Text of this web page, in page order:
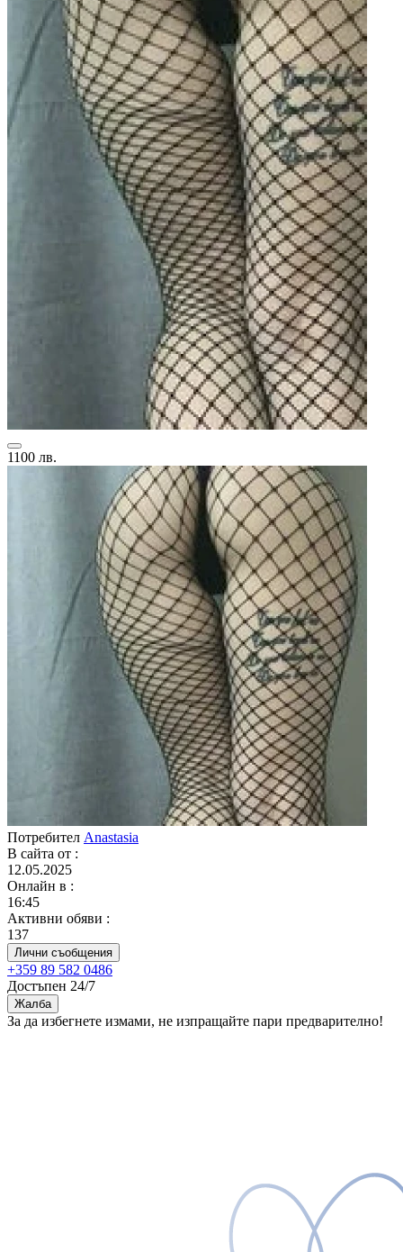
1100 лв.
Потребител Anastasia
В сайта от :
12.05.2025
Онлайн в :
16:45
Активни обяви :
137
Лични съобщения
+359 89 582 0486
Достъпен 24/7
Жалба
За да избегнете измами, не изпращайте пари предварително!